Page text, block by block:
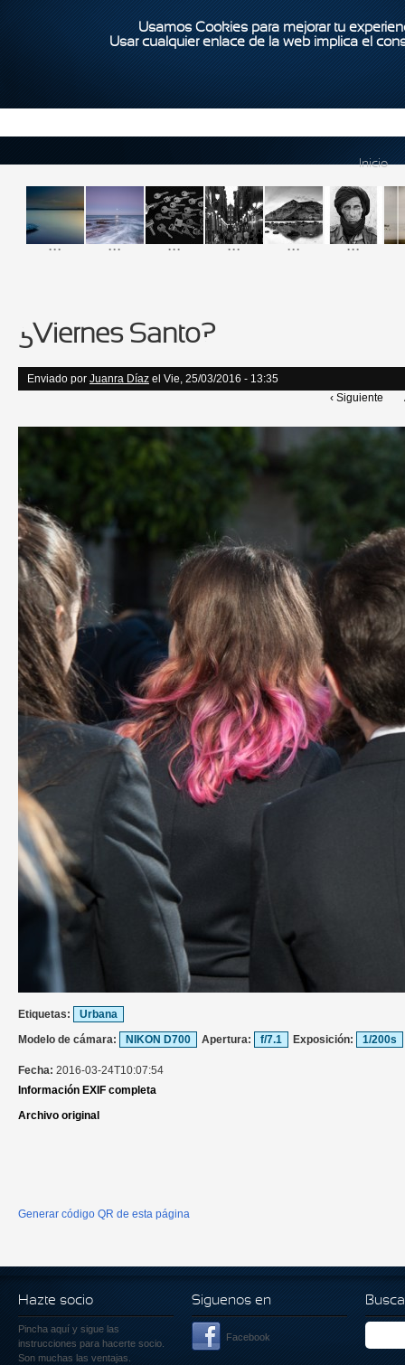
Usamos Cookies para mejorar tu
Usar cualquier enlace de la web implica el
Inicio
... ... ... ... ... ...
¿Viernes Santo?
Enviado por Juanra Díaz el Vie, 25/03/2016 - 13:35
‹ Siguiente
Etiquetas:
Urbana
Modelo de cámara:
NIKON D700 Apertura: f/7.1 Exposición: 1/200s
Fecha: 2016-03-24T10:07:54
Información EXIF completa
Archivo original
Generar código QR de esta página
Hazte socio
Pincha aquí y sigue las
instrucciones para hacerte socio.
Son muchas las ventajas.
Siguenos en
Facebook